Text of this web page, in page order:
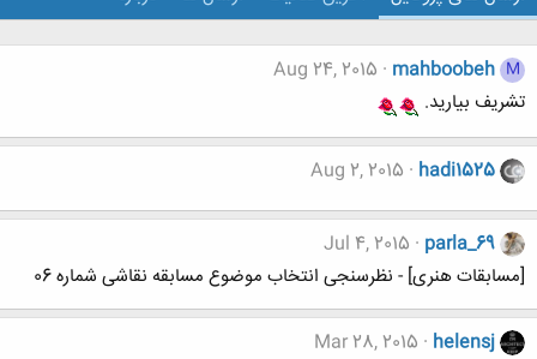
M
mahboobeh
Aug 24, 2015
تشریف بیارید.
hadi1525
Aug 2, 2015
parla_69
Jul 4, 2015
[مسابقات هنری] - نظرسنجی انتخاب موضوع مسابقه نقاشی شماره 06
helensj
Mar 28, 2015